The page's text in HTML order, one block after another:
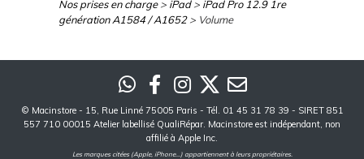
Nos prises en charge> iPad> iPad Pro 12.9 1re
génération A1584 / A1652> Volume
© Macinstore - 15, Rue Linné 75005 Paris - Tél. 01 45 31 78 39 - SIRET 851
557 710 00015 Atelier labellisé QualiRépar. Macinstore est indépendant, non
affilié à Apple Inc.
Les marques citées (Apple, iPhone...) appartiennent à leurs propriétaires.